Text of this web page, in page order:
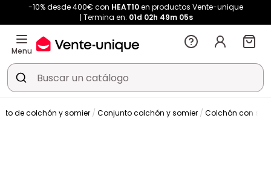
-10% desde 400€ con HEAT10en productos Vente-unique
Termina en: 01d 02h 49m 04s
Menu
de colchón y somier Conjunto colchón y somier Colchón con